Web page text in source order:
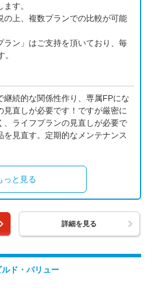
す。
の上、複数プランでの比較が可能
ラン」はご支持を頂いており、毎
継続的な関係性作り、専属FPにな
直しが必要です！ですが厳密に
、ライフプランの見直しが必要で
見直す。定期的なメンテナンス
っと見る
詳細を見る
ド・バリュー